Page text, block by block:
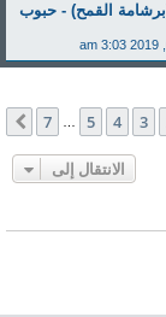
القمح) - حبوب
3
4
5
7 التالي
الانتقال إلى